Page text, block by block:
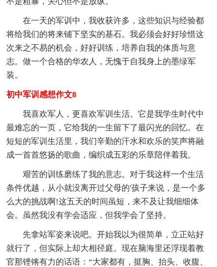
在一天的军训中，我收获许多，这些知识与经验都
将给我们的将来铺下坚实的基石。我必须会好好珍惜这
次来之不易的机会，好好训练，培养自我的体质与意
志。做一个合格的华农人，无愧于自我身上的墨绿军
装。
初中军训感想作文8
我喜欢军人，更喜欢军训生活。它是我学生时代中
最难忘的一页，它给我的一生留下了最闪光的回忆。在
短短的军训生活里，我们辛勤的汗水和欢乐的笑声将融
成一首首悠扬的歌曲，编织成五彩的乐章陪伴着我。
艰苦的训练磨练了我的意志。对于我这样一个生活
条件优越，从小就没离开过父母的'孩子来说，是一个多
么大的挑战啊!这五天的时间虽短，来不及让我细细体
会。虽然我没有学会适应，但我学会了坚持。
先拿站军姿来说吧。开始我以为很简单，立正站好
就行了，但实际上却大相径庭。现在脑海里还浮现着教
官那铿锵有力的话语：“大家都有，挺胸、抬头、收腹、